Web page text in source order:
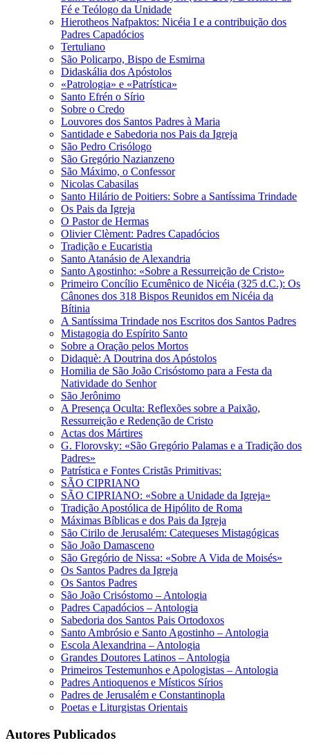
Fé e Teólogo da Unidade
Hierotheos Nafpaktos: Nicéia I e a contribuição dos
Padres Capadócios
Tertuliano
São Policarpo, Bispo de Esmirna
Didaskália dos Apóstolos
«Patrologia» e «Patrística»
Santo Efrén o Sírio
Sobre o Credo
Louvores dos Santos Padres à Maria
Santidade e Sabedoria nos Pais da Igreja
São Pedro Crisólogo
São Gregório Nazianzeno
São Máximo, o Confessor
Nicolas Cabasilas
Santo Hilário de Poitiers: Sobre a Santíssima Trindade
Os Pais da Igreja
O Pastor de Hermas
Olivier Clèment: Padres Capadócios
Tradição e Eucaristia
Santo Atanásio de Alexandria
Santo Agostinho: «Sobre a Ressurreição de Cristo»
Primeiro Concílio Ecumênico de Nicéia (325 d.C.): Os
Cânones dos 318 Bispos Reunidos em Nicéia da
Bítinia
A Santíssima Trindade nos Escritos dos Santos Padres
Mistagogia do Espírito Santo
Sobre a Oração pelos Mortos
Didaquè: A Doutrina dos Apóstolos
Homilia de São João Crisóstomo para a Festa da
Natividade do Senhor
São Jerônimo
A Presença Oculta: Reflexões sobre a Paixão,
Ressurreição e Redenção de Cristo
Actas dos Mártires
G. Florovsky: «São Gregório Palamas e a Tradição dos
Padres»
Patrística e Fontes Cristãs Primitivas:
SÃO CIPRIANO
SÃO CIPRIANO: «Sobre a Unidade da Igreja»
Tradição Apostólica de Hipólito de Roma
Máximas Bíblicas e dos Pais da Igreja
São Cirilo de Jerusalém: Catequeses Mistagógicas
São João Damasceno
São Gregório de Nissa: «Sobre A Vida de Moisés»
Os Santos Padres da Igreja
Os Santos Padres
São João Crisóstomo – Antologia
Padres Capadócios – Antologia
Sabedoria dos Santos Pais Ortodoxos
Santo Ambrósio e Santo Agostinho – Antologia
Escola Alexandrina – Antologia
Grandes Doutores Latinos – Antologia
Primeiros Testemunhos e Apologistas – Antologia
Padres Antioquenos e Místicos Sírios
Padres de Jerusalém e Constantinopla
Poetas e Liturgistas Orientais
Autores Publicados